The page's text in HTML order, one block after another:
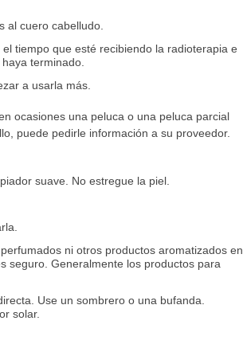
al cuero cabelludo.
tiempo que esté recibiendo la radioterapia e
terminado.
a usarla más.
ocasiones una peluca o una peluca parcial
puede pedirle información a su proveedor.
suave. No estregue la piel.
ni otros productos aromatizados en
seguro. Generalmente los productos para
Use un sombrero o una bufanda.
solar.